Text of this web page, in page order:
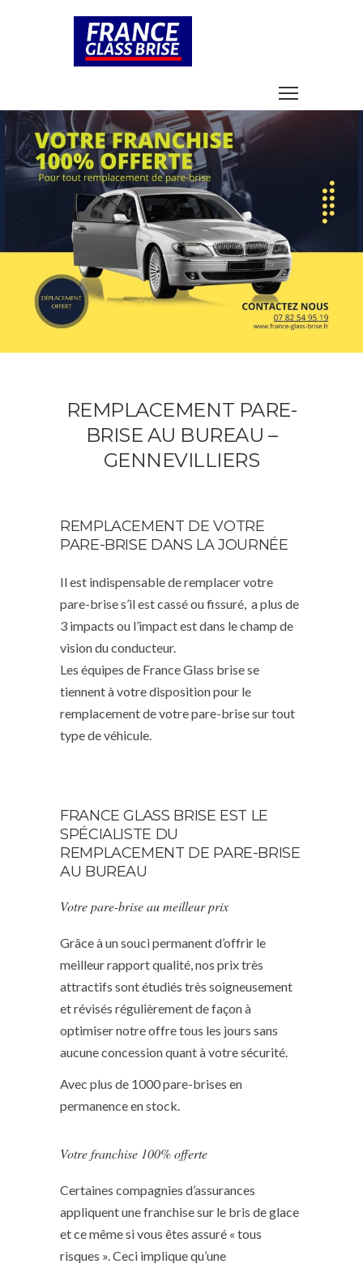
REMPLACEMENT PARE-
BRISE AU BUREAU –
GENNEVILLIERS
REMPLACEMENT DE VOTRE
PARE-BRISE DANS LA JOURNÉE
Il est indispensable de remplacer votre
pare-brise s’il est cassé ou fissuré, a plus de
3 impacts ou l’impact est dans le champ de
vision du conducteur.
Les équipes de France Glass brise se
tiennent à votre disposition pour le
remplacement de votre pare-brise sur tout
type de véhicule.
FRANCE GLASS BRISE EST LE
SPÉCIALISTE DU
REMPLACEMENT DE PARE-BRISE
AU BUREAU
Votre pare-brise au meilleur prix
Grâce à un souci permanent d’offrir le
meilleur rapport qualité, nos prix très
attractifs sont étudiés très soigneusement
et révisés régulièrement de façon à
optimiser notre offre tous les jours sans
aucune concession quant à votre sécurité.
Avec plus de 1000 pare-brises en
permanence en stock.
Votre franchise 100% offerte
Certaines compagnies d’assurances
appliquent une franchise sur le bris de glace
et ce même si vous êtes assuré « tous
risques ». Ceci implique qu’une